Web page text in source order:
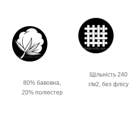
80% бавовна,
20% поліестер
Щільність 240
г/м2, без флісу